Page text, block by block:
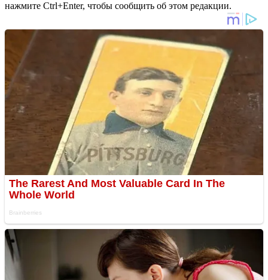
нажмите Ctrl+Enter, чтобы сообщить об этом редакции.